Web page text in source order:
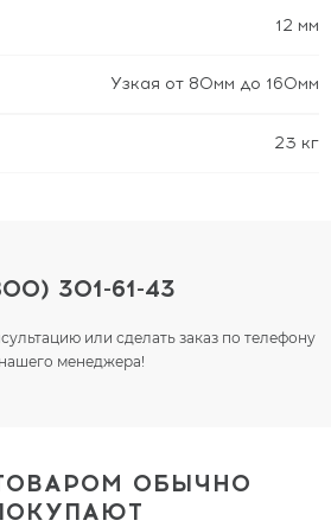
12 мм
Узкая от 80мм до 160мм
23 кг
301-61-43
или сделать заказ по телефону
менеджера!
ОБЫЧНО